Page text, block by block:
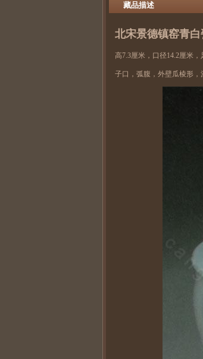
藏品描述
北宋景德镇窑青白
高7.3厘米，口径14.2厘米，
子口，弧腹，外壁瓜棱形